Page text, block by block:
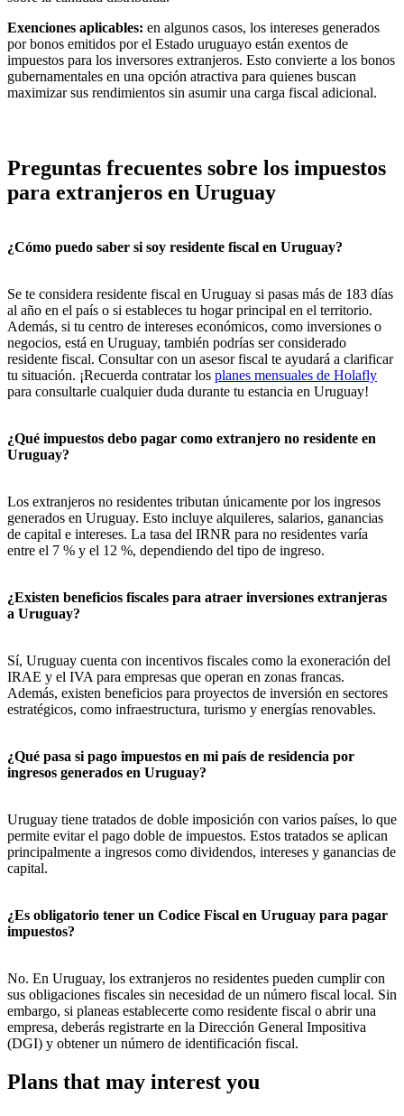
Exenciones aplicables: en algunos casos, los intereses generados
por bonos emitidos por el Estado uruguayo están exentos de
impuestos para los inversores extranjeros. Esto convierte a los bonos
gubernamentales en una opción atractiva para quienes buscan
maximizar sus rendimientos sin asumir una carga fiscal adicional.
Preguntas frecuentes sobre los impuestos
para extranjeros en Uruguay
¿Cómo puedo saber si soy residente fiscal en Uruguay?
Se te considera residente fiscal en Uruguay si pasas más de 183 días
al año en el país o si estableces tu hogar principal en el territorio.
Además, si tu centro de intereses económicos, como inversiones o
negocios, está en Uruguay, también podrías ser considerado
residente fiscal. Consultar con un asesor fiscal te ayudará a clarificar
tu situación. ¡Recuerda contratar los planes mensuales de Holafly
para consultarle cualquier duda durante tu estancia en Uruguay!
¿Qué impuestos debo pagar como extranjero no residente en
Uruguay?
Los extranjeros no residentes tributan únicamente por los ingresos
generados en Uruguay. Esto incluye alquileres, salarios, ganancias
de capital e intereses. La tasa del IRNR para no residentes varía
entre el 7 % y el 12 %, dependiendo del tipo de ingreso.
¿Existen beneficios fiscales para atraer inversiones extranjeras
a Uruguay?
Sí, Uruguay cuenta con incentivos fiscales como la exoneración del
IRAE y el IVA para empresas que operan en zonas francas.
Además, existen beneficios para proyectos de inversión en sectores
estratégicos, como infraestructura, turismo y energías renovables.
¿Qué pasa si pago impuestos en mi país de residencia por
ingresos generados en Uruguay?
Uruguay tiene tratados de doble imposición con varios países, lo que
permite evitar el pago doble de impuestos. Estos tratados se aplican
principalmente a ingresos como dividendos, intereses y ganancias de
capital.
¿Es obligatorio tener un Codice Fiscal en Uruguay para pagar
impuestos?
No. En Uruguay, los extranjeros no residentes pueden cumplir con
sus obligaciones fiscales sin necesidad de un número fiscal local. Sin
embargo, si planeas establecerte como residente fiscal o abrir una
empresa, deberás registrarte en la Dirección General Impositiva
(DGI) y obtener un número de identificación fiscal.
Plans that may interest you